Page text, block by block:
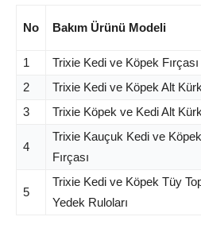
No Bakım Ürünü Modeli
1
Trixie Kedi ve Köpek Fırçası
2
Trixie Kedi ve Köpek Alt
3
Trixie Köpek ve Kedi Alt
4
Trixie Kauçuk Kedi ve
Fırçası
5
Trixie Kedi ve Köpek Tüy
Yedek Ruloları